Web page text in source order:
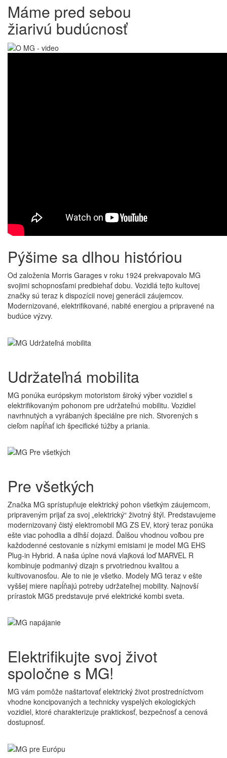
Máme pred sebou
žiarivú budúcnosť
Pýšime sa dlhou históriou
Od založenia Morris Garages v roku 1924 prekvapovalo MG
svojimi schopnosťami predbiehať dobu. Vozidlá tejto kultovej
značky sú teraz k dispozícii novej generácii záujemcov.
Modernizované, elektrifikované, nabité energiou a pripravené na
budúce výzvy.
Udržateľná mobilita
MG ponúka európskym motoristom široký výber vozidiel s
elektrifikovaným pohonom pre udržateľnú mobilitu. Vozidiel
navrhnutých a vyrábaných špeciálne pre nich. Stvorených s
cieľom napĺňať ich špecifické túžby a priania.
Pre všetkých
Značka MG sprístupňuje elektrický pohon všetkým záujemcom,
pripraveným prijať za svoj „elektrický“ životný štýl. Predstavujeme
modernizovaný čistý elektromobil MG ZS EV, ktorý teraz ponúka
ešte viac pohodlia a dlhší dojazd. Ďalšou vhodnou voľbou pre
každodenné cestovanie s nízkymi emisiami je model MG EHS
Plug-in Hybrid. A naša úplne nová vlajková loď MARVEL R
kombinuje podmanivý dizajn s prvotriednou kvalitou a
kultivovanosťou. Ale to nie je všetko. Modely MG teraz v ešte
vyššej miere napĺňajú potreby udržateľnej mobility. Najnovší
prírastok MG5 predstavuje prvé elektrické kombi sveta.
Elektrifikujte svoj život
spoločne s MG!
MG vám pomôže naštartovať elektrický život prostredníctvom
vhodne koncipovaných a technicky vyspelých ekologických
vozidiel, ktoré charakterizuje praktickosť, bezpečnosť a cenová
dostupnosť.